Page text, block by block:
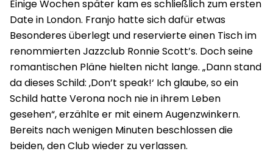
Einige Wochen später kam es schließlich zum ersten
Date in London. Franjo hatte sich dafür etwas
Besonderes überlegt und reservierte einen Tisch im
renommierten Jazzclub Ronnie Scott’s. Doch seine
romantischen Pläne hielten nicht lange. „Dann stand
da dieses Schild: ‚Don’t speak!‘ Ich glaube, so ein
Schild hatte Verona noch nie in ihrem Leben
gesehen“, erzählte er mit einem Augenzwinkern.
Bereits nach wenigen Minuten beschlossen die
beiden, den Club wieder zu verlassen.